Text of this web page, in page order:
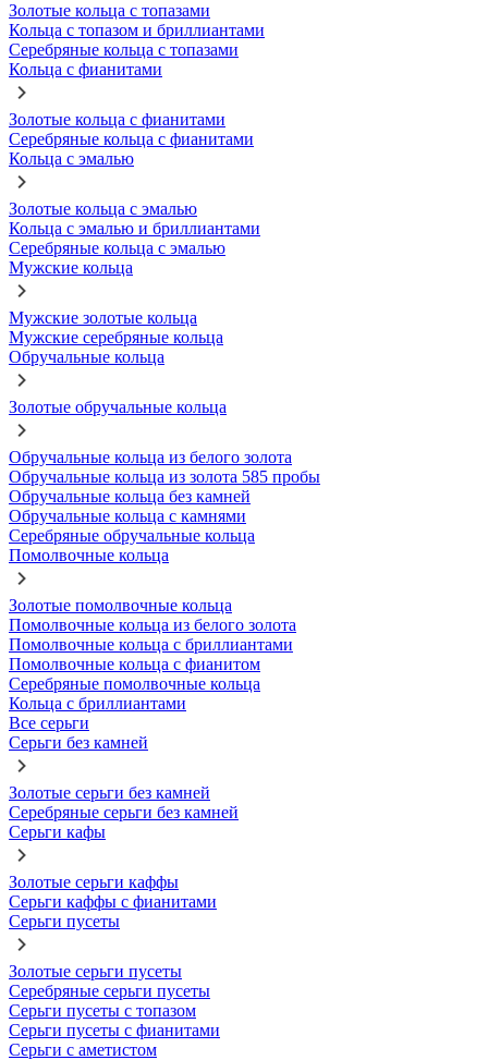
Золотые кольца с топазами
Кольца с топазом и бриллиантами
Серебряные кольца с топазами
Кольца с фианитами
Золотые кольца с фианитами
Серебряные кольца с фианитами
Кольца с эмалью
Золотые кольца с эмалью
Кольца с эмалью и бриллиантами
Серебряные кольца с эмалью
Мужские кольца
Мужские золотые кольца
Мужские серебряные кольца
Обручальные кольца
Золотые обручальные кольца
Обручальные кольца из белого золота
Обручальные кольца из золота 585 пробы
Обручальные кольца без камней
Обручальные кольца с камнями
Серебряные обручальные кольца
Помолвочные кольца
Золотые помолвочные кольца
Помолвочные кольца из белого золота
Помолвочные кольца с бриллиантами
Помолвочные кольца с фианитом
Серебряные помолвочные кольца
Кольца с бриллиантами
Все серьги
Серьги без камней
Золотые серьги без камней
Серебряные серьги без камней
Серьги кафы
Золотые серьги каффы
Серьги каффы с фианитами
Серьги пусеты
Золотые серьги пусеты
Серебряные серьги пусеты
Серьги пусеты с топазом
Серьги пусеты с фианитами
Серьги с аметистом